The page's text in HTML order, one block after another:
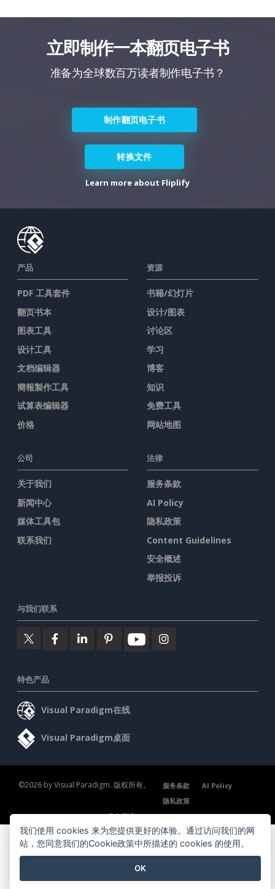
立即制作一本翻页电子书
准备为全球数百万读者制作电子书？
制作翻页电子书
转换文件
Learn more about Fliplify
产品
PDF 工具套件
翻页书本
图表工具
设计工具
文档编辑器
簡報製作工具
试算表编辑器
价格
资源
书籍/幻灯片
设计/图表
讨论区
学习
博客
知识
免费工具
网站地图
公司
关于我们
新闻中心
媒体工具包
联系我们
法律
服务条款
AI Policy
隐私政策
Content Guidelines
安全概述
举报投诉
与我们联系
特色产品
Visual Paradigm在线
Visual Paradigm桌面
©2026 by Visual Paradigm. 版权所有。 服务条款
AI Policy
隐私政策
Content Guidelines
安全概述
我们使用 cookies 来为您提供更好的体验。通过访问我们的网
站，您同意我们的Cookie政策中所描述的 cookies 的使用。
OK